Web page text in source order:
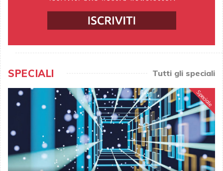
SPECIALI Tutti gli speciali
Speciale